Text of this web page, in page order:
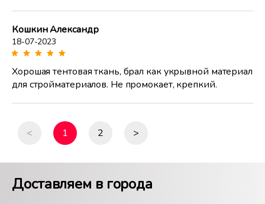
Кошкин Александр
18-07-2023
Хорошая тентовая ткань, брал как укрывной материал
для стройматериалов. Не промокает, крепкий.
< 1 2 >
Доставляем в города